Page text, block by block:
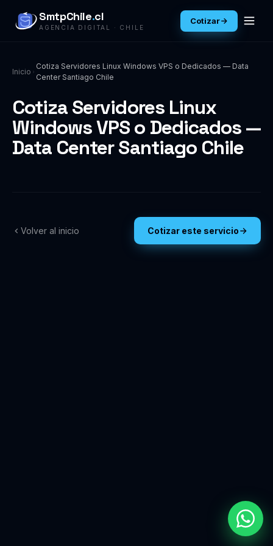
SmtpChile.cl
AGENCIA DIGITAL · CHILE
Cotizar
Inicio
Cotiza Servidores Linux Windows VPS o Dedicados — Data
Center Santiago Chile
Cotiza Servidores Linux
Windows VPS o Dedicados —
Data Center Santiago Chile
Volver al inicio Cotizar este servicio